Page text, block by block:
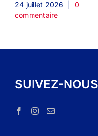
24 juillet 2026
0
commentaire
SUIVEZ-NOUS